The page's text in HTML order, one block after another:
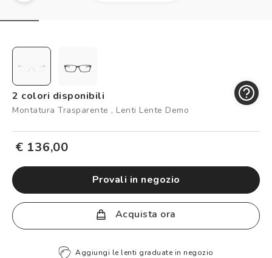
Controllo visivo
Logout
2 colori disponibili
Montatura Trasparente , Lenti Lente Demo
€ 136,00
provali in negozio
Acquista ora
Aggiungi le lenti graduate in negozio